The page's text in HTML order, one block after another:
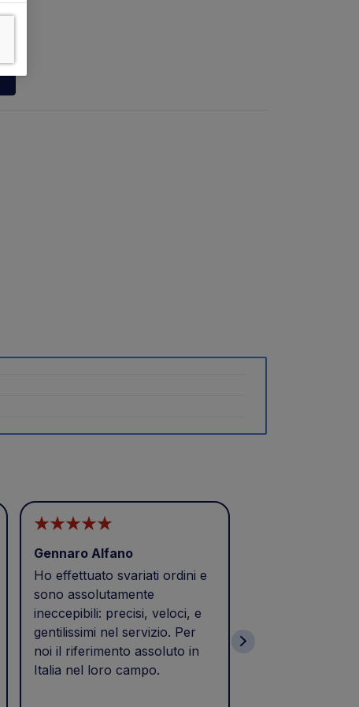
Gennaro Alfano
Ho effettuato svariati ordini e
sono assolutamente
ineccepibili: precisi, veloci, e
gentilissimi nel servizio. Per
noi il riferimento assoluto in
Italia nel loro campo.